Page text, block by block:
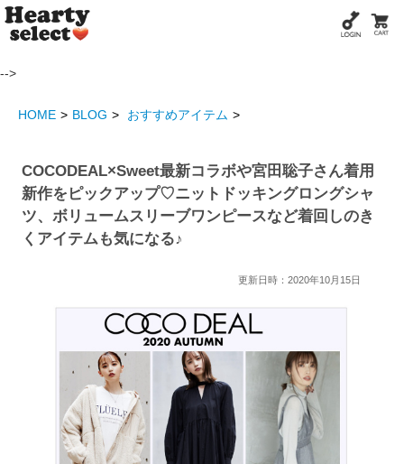
-->
HOME BLOG おすすめアイテム
COCODEAL×Sweet最新コラボや宮田聡子さん着用
新作をピックアップ♡ニットドッキングロングシャ
ツ、ボリュームスリーブワンピースなど着回しのき
くアイテムも気になる♪
更新日時：2020年10月15日